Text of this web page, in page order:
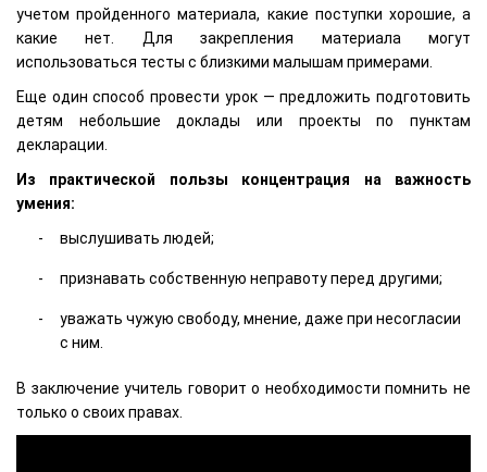
учетом пройденного материала, какие поступки хорошие, а
какие нет. Для закрепления материала могут
использоваться тесты с близкими малышам примерами.
Еще один способ провести урок — предложить подготовить
детям небольшие доклады или проекты по пунктам
декларации.
Из практической пользы концентрация на важность
умения:
выслушивать людей;
признавать собственную неправоту перед другими;
уважать чужую свободу, мнение, даже при несогласии
с ним.
В заключение учитель говорит о необходимости помнить не
только о своих правах.